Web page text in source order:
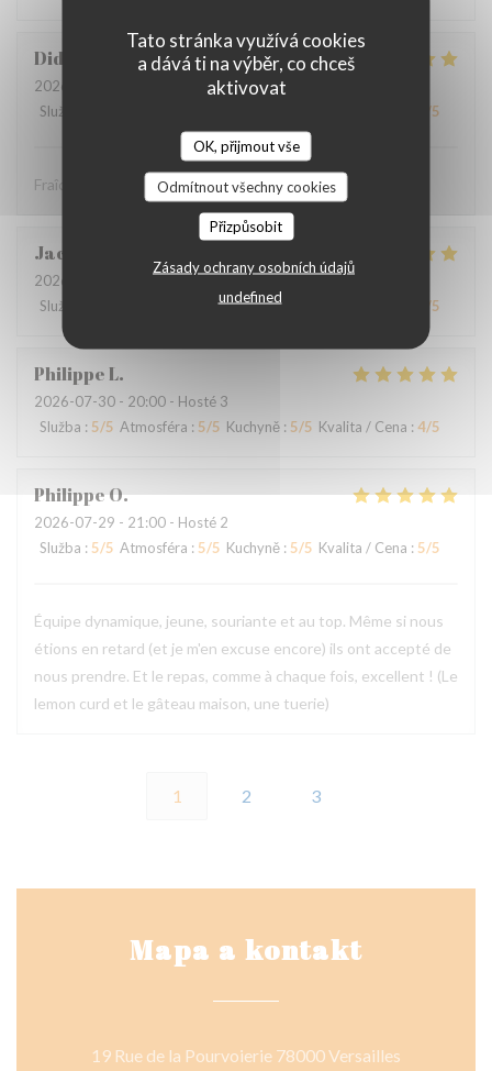
Tato stránka využívá cookies
a dává ti na výběr, co chceš
aktivovat
OK, přijmout vše
Odmítnout všechny cookies
Přizpůsobit
Zásady ochrany osobních údajů
undefined
Didier
2026-08-01
- 12:30 - Hosté 4
Služba
/5
Fraîcheur des produits
Jacques
2026-07-31
- 20:30 - Hosté 2
Služba
/5 Kuchyně: /5
PhilippeL
2026-07-30 - 20:00 - Hosté 3
Služba : 5/5 Atmosféra : 5/5 Kuchyně : 5/5 Kvalita / Cena : 4/5
PhilippeO
2026-07-29 - 21:00 - Hosté 2
Služba : 5/5 Atmosféra : 5/5 Kuchyně : 5/5 Kvalita / Cena : 5/5
Équipe dynamique, jeune, souriante et au top. Même si nous
étions en retard (et je m'en excuse encore) ils ont accepté de
nous prendre. Et le repas, comme à chaque fois, excellent ! (Le
lemon curd et le gâteau maison, une tuerie)
1 2 3
Mapa a kontakt
19 Rue de la Pourvoierie 78000 Versailles